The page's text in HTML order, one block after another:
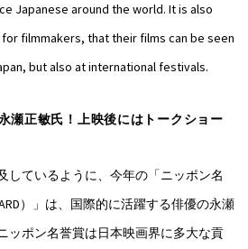
Japanese around the world. It is also
filmmakers, that their films can be seen
but also at international festivals.
瀬正敏氏！上映後にはトークショー
しているように、今年の「ニッポン名
）」は、国際的に活躍する俳優の永瀬
ッポン名誉賞は日本映画界に多大な貢